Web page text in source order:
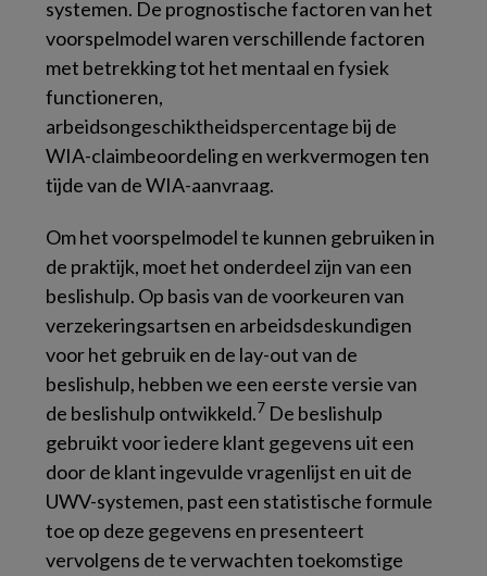
systemen. De prognostische factoren van het
voorspelmodel waren verschillende factoren
met betrekking tot het mentaal en fysiek
functioneren,
arbeidsongeschiktheidspercentage bij de
WIA-claimbeoordeling en werkvermogen ten
tijde van de WIA-aanvraag.
Om het voorspelmodel te kunnen gebruiken in
de praktijk, moet het onderdeel zijn van een
beslishulp. Op basis van de voorkeuren van
verzekeringsartsen en arbeidsdeskundigen
voor het gebruik en de lay-out van de
beslishulp, hebben we een eerste versie van
de beslishulp ontwikkeld.7 De beslishulp
gebruikt voor iedere klant gegevens uit een
door de klant ingevulde vragenlijst en uit de
UWV-systemen, past een statistische formule
toe op deze gegevens en presenteert
vervolgens de te verwachten toekomstige